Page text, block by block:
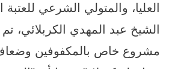
العليا، والمتولي الشرعي
الشيخ عبد المهدي الكربلائي،
مشروع خاص بالمكفوفين